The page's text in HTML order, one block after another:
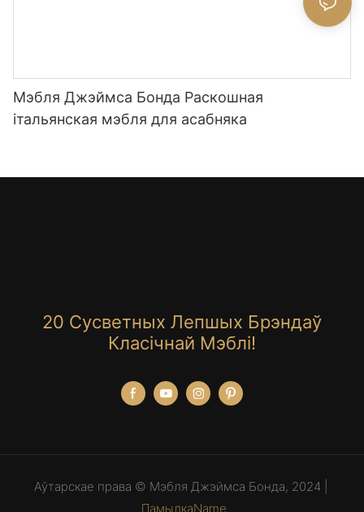
Мэбля Джэймса Бонда Раскошная
італьянская мэбля для асабняка
20 Сусветных Лепшых Брэндаў
Класічнай Мэблі!
Аўтарскае права © Мэбля Джэймса Бонда, 2024 |
ПамылкаName